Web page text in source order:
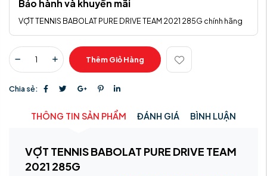
Bảo hành và khuyến mãi
VỢT TENNIS BABOLAT PURE DRIVE TEAM 2021 285G chính hãng
Thêm Giỏ Hàng
Chia sẻ:
THÔNG TIN SẢN PHẨM ĐÁNH GIÁ BÌNH LUẬN
VỢT TENNIS BABOLAT PURE DRIVE TEAM
2021 285G